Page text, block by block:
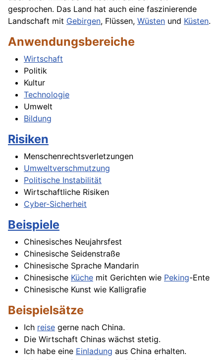
gesprochen. Das Land hat auch eine faszinierende
Landschaft mit Gebirgen, Flüssen, Wüsten und Küsten.
Anwendungsbereiche
Wirtschaft
Politik
Kultur
Technologie
Umwelt
Bildung
Risiken
Menschenrechtsverletzungen
Umweltverschmutzung
Politische Instabilität
Wirtschaftliche Risiken
Cyber-Sicherheit
Beispiele
Chinesisches Neujahrsfest
Chinesische Seidenstraße
Chinesische Sprache Mandarin
Chinesische Küche mit Gerichten wie Peking-Ente
Chinesische Kunst wie Kalligrafie
Beispielsätze
Ich reise gerne nach China.
Die Wirtschaft Chinas wächst stetig.
Ich habe eine Einladung aus China erhalten.